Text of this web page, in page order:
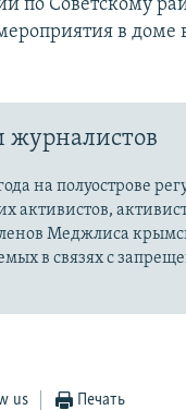
по Советскому
в доме
журналистов
на полуострове
активистов,
Меджлиса
в связях с
us Печать